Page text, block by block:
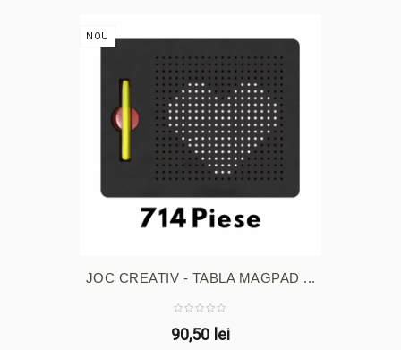
NOU
JOC CREATIV - TABLA MAGPAD ...
90,50 lei